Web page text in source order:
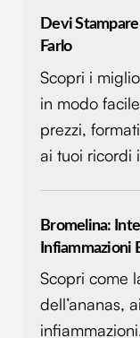
Devi
Farlo
Scopri i
in modo
prezzi,
ai tuoi ricordi
Bromelina:
Infiammazioni
Scopri come
dell’ananas,